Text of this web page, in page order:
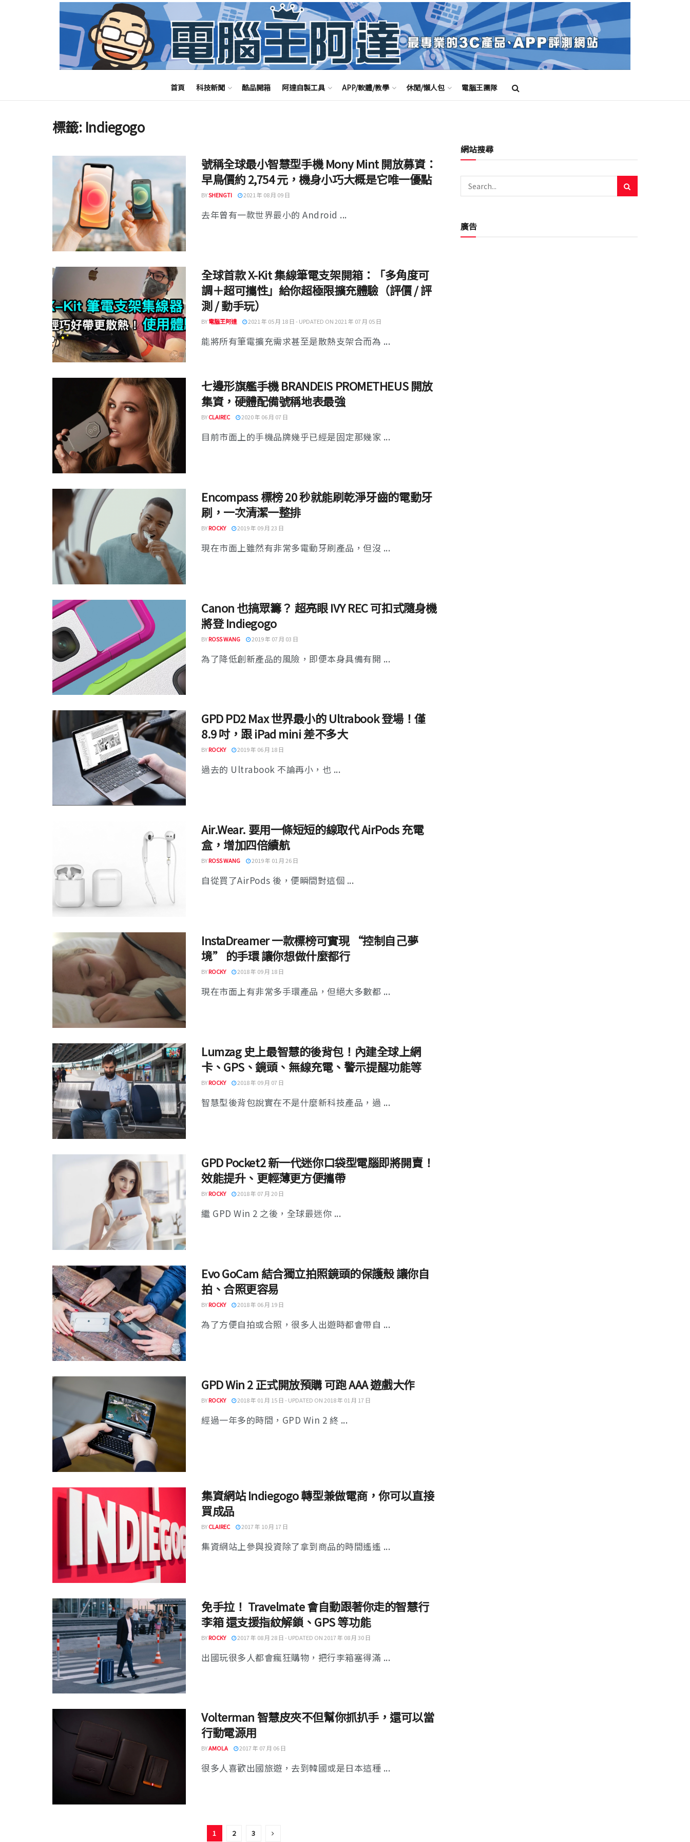
首頁 科技新聞 酷品開箱 阿達自製工具 APP/軟體/教學 休閒/懶人包 電腦王團隊
標籤: Indiegogo
號稱全球最小智慧型手機 Mony Mint 開放募資：
早鳥價約 2,754 元，機身小巧大概是它唯一優點
BYSHENGTI 2021 年 08 月 09 日
去年曾有一款世界最小的 Android ...
全球首款 X-Kit 集線筆電支架開箱：「多角度可
調＋超可攜性」給你超極限擴充體驗（評價 / 評
測 / 動手玩）
BY電腦王阿達 2021 年 05 月 18 日 - UPDATED ON 2021 年 07 月 05 日
能將所有筆電擴充需求甚至是散熱支架合而為 ...
七邊形旗艦手機 BRANDEIS PROMETHEUS 開放
集資，硬體配備號稱地表最強
BYCLAIREC 2020 年 06 月 07 日
目前市面上的手機品牌幾乎已經是固定那幾家 ...
Encompass 標榜 20 秒就能刷乾淨牙齒的電動牙
刷，一次清潔一整排
BYROCKY 2019 年 09 月 23 日
現在市面上雖然有非常多電動牙刷產品，但沒 ...
Canon 也搞眾籌？ 超亮眼 IVY REC 可扣式隨身機
將登 Indiegogo
BYROSS WANG 2019 年 07 月 03 日
為了降低創新產品的風險，即便本身具備有開 ...
GPD PD2 Max 世界最小的 Ultrabook 登場！僅
8.9 吋，跟 iPad mini 差不多大
BYROCKY 2019 年 06 月 18 日
過去的 Ultrabook 不論再小，也 ...
Air.Wear. 要用一條短短的線取代 AirPods 充電
盒，增加四倍續航
BYROSS WANG 2019 年 01 月 26 日
自從買了AirPods 後，便瞬間對這個 ...
InstaDreamer 一款標榜可實現 “控制自己夢
境” 的手環 讓你想做什麼都行
BYROCKY 2018 年 09 月 18 日
現在市面上有非常多手環產品，但絕大多數都 ...
Lumzag 史上最智慧的後背包！內建全球上網
卡、GPS、鏡頭、無線充電、警示提醒功能等
BYROCKY 2018 年 09 月 07 日
智慧型後背包說實在不是什麼新科技產品，過 ...
GPD Pocket2 新一代迷你口袋型電腦即將開賣！
效能提升、更輕薄更方便攜帶
BYROCKY 2018 年 07 月 20 日
繼 GPD Win 2 之後，全球最迷你 ...
Evo GoCam 結合獨立拍照鏡頭的保護殼 讓你自
拍、合照更容易
BYROCKY 2018 年 06 月 19 日
為了方便自拍或合照，很多人出遊時都會帶自 ...
GPD Win 2 正式開放預購 可跑 AAA 遊戲大作
BYROCKY 2018 年 01 月 15 日 - UPDATED ON 2018 年 01 月 17 日
經過一年多的時間，GPD Win 2 終 ...
集資網站 Indiegogo 轉型兼做電商，你可以直接
買成品
BYCLAIREC 2017 年 10 月 17 日
集資網站上參與投資除了拿到商品的時間遙遙 ...
免手拉！ Travelmate 會自動跟著你走的智慧行
李箱 還支援指紋解鎖、GPS 等功能
BYROCKY 2017 年 08 月 28 日 - UPDATED ON 2017 年 08 月 30 日
出國玩很多人都會瘋狂購物，把行李箱塞得滿 ...
Volterman 智慧皮夾不但幫你抓扒手，還可以當
行動電源用
BYAMOLA 2017 年 07 月 06 日
很多人喜歡出國旅遊，去到韓國或是日本這種 ...
1 2 3
網站搜尋
廣告